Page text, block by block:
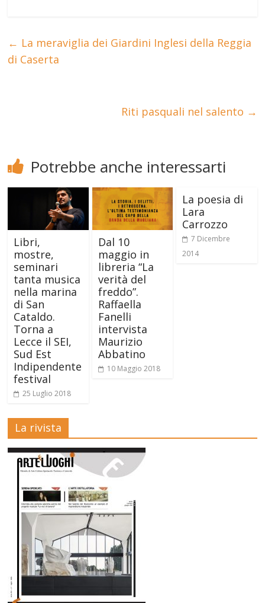
← La meraviglia dei Giardini Inglesi della Reggia
di Caserta
Riti pasquali nel salento →
Potrebbe anche interessarti
Libri,
mostre,
seminari
tanta musica
nella marina
di San
Cataldo.
Torna a
Lecce il SEI,
Sud Est
Indipendente
festival
25 Luglio 2018
Dal 10
maggio in
libreria “La
verità del
freddo”.
Raffaella
Fanelli
intervista
Maurizio
Abbatino
10 Maggio 2018
La poesia di
Lara
Carrozzo
7 Dicembre
2014
La rivista